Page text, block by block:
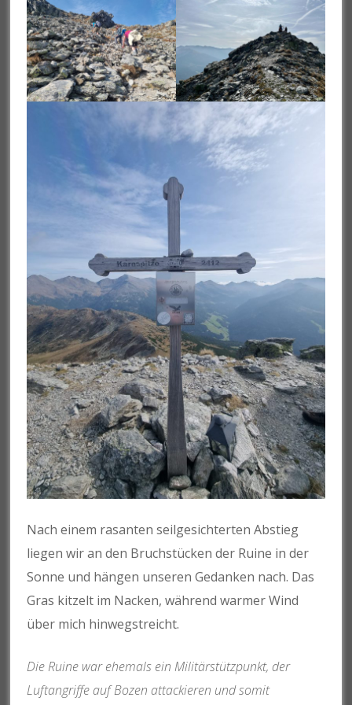
Nach einem rasanten seilgesichterten Abstieg
liegen wir an den Bruchstücken der Ruine in der
Sonne und hängen unseren Gedanken nach. Das
Gras kitzelt im Nacken, während warmer Wind
über mich hinwegstreicht.
Die Ruine war ehemals ein Militärstützpunkt, der
Luftangriffe auf Bozen attackieren und somit